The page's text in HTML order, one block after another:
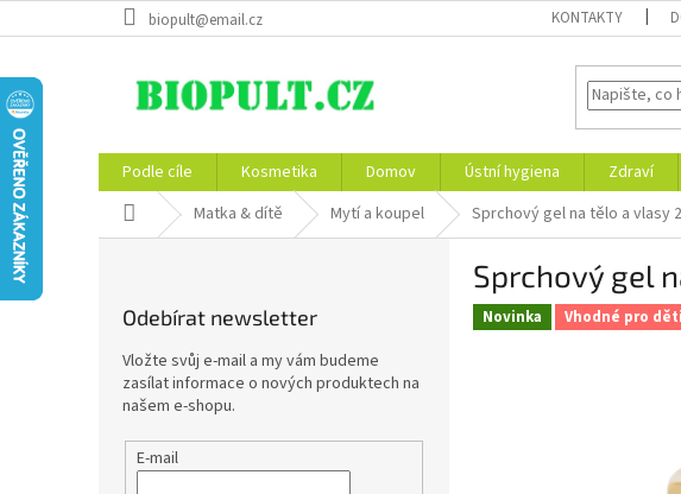
na
biopult@email.cz KONTAKTY
Podle cíle Kosmetika Domov Ústní hygiena Zdraví
Domů Matka & dítě Mytí a koupel Sprchový gel na tělo a vlasy
Odebírat newsletter
Vložte svůj e-mail a my vám budeme
zasílat informace o nových produktech na
našem e-shopu.
E-mail
Sprchový gel
Novinka Vhodné pro děti